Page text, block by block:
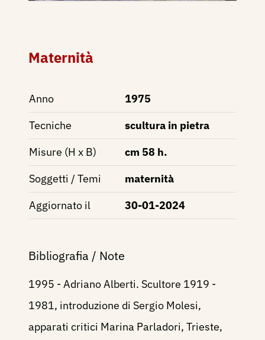
Maternità
Anno
1975
Tecniche
scultura in pietra
Misure (H x B)
cm 58 h.
Soggetti / Temi
maternità
Aggiornato il
30-01-2024
Bibliografia / Note
1995 - Adriano Alberti. Scultore 1919 -
1981, introduzione di Sergio Molesi,
apparati critici Marina Parladori, Trieste,